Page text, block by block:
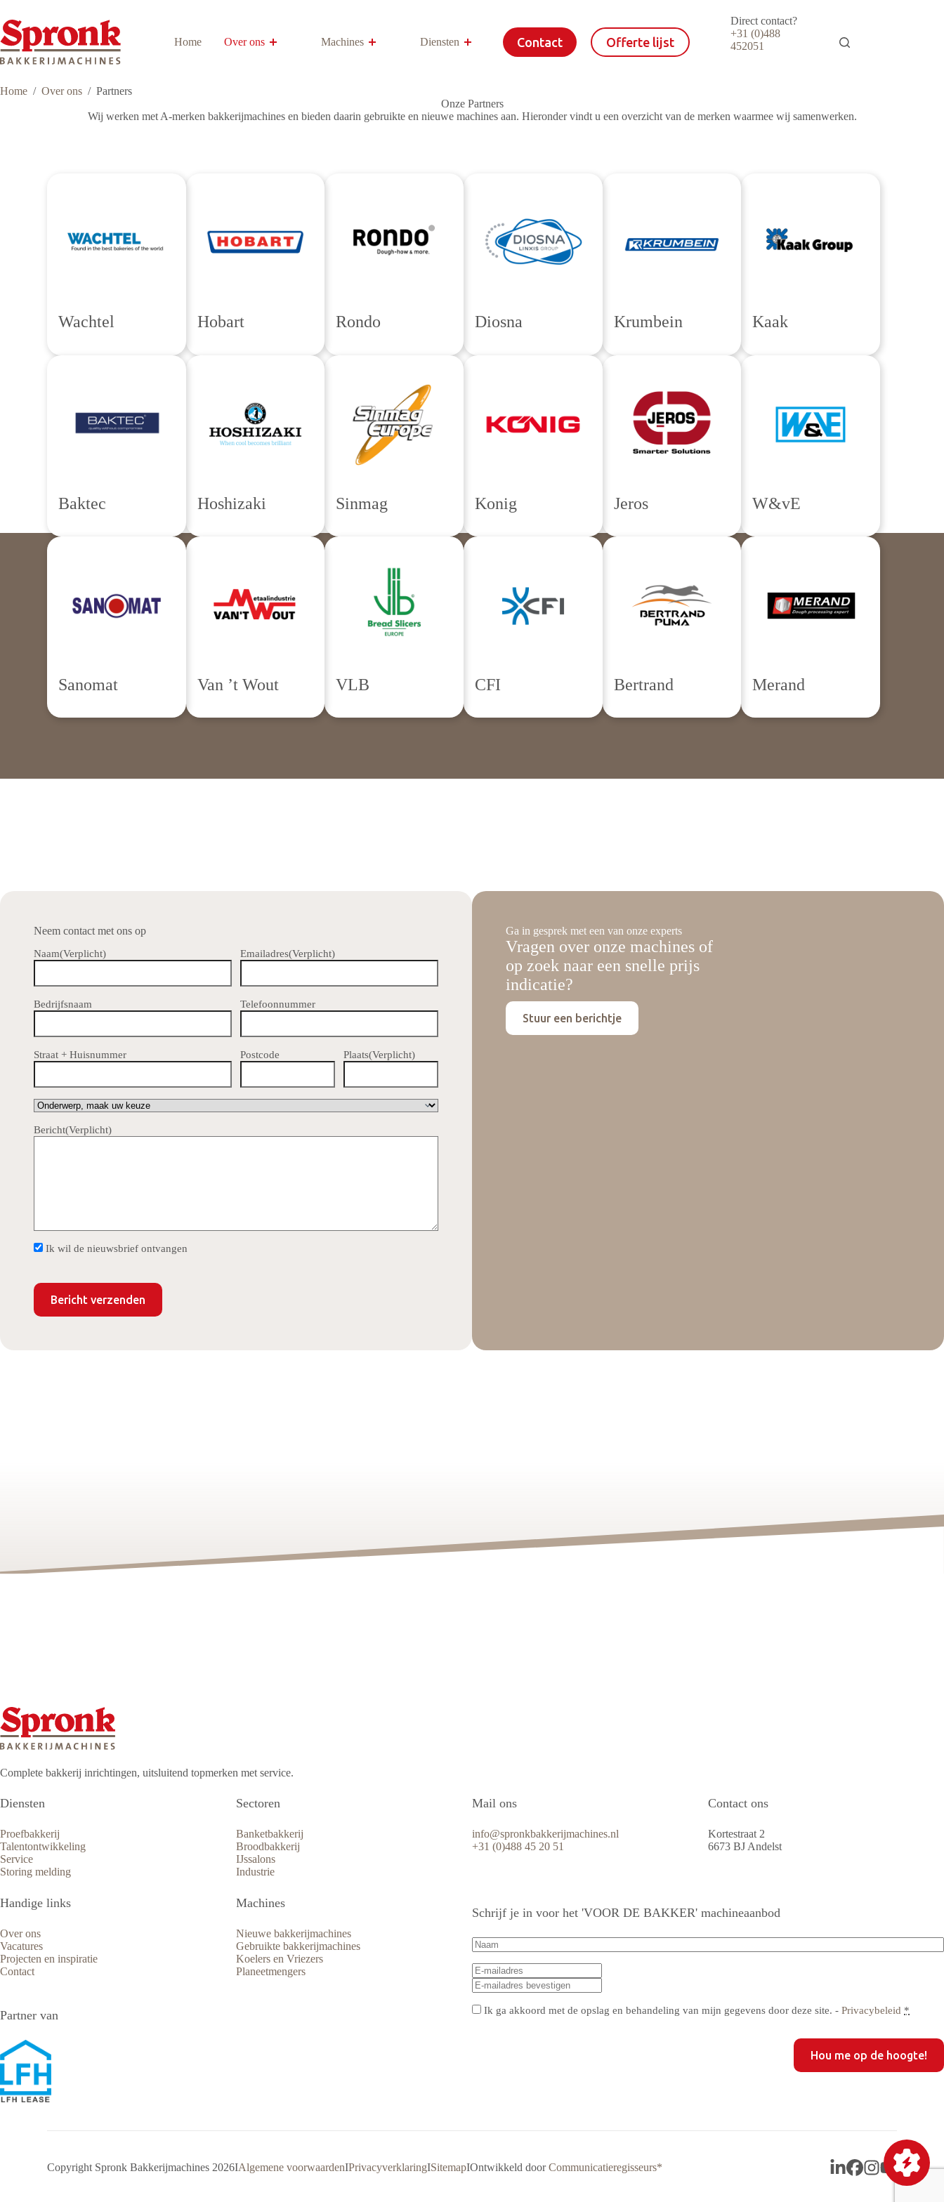
naar
de
inhoud
Home Over ons Machines Diensten Meer
Contact Offerte lijst
Direct contact?
+31 (0)488
452051
Home / Over ons / Partners
Onze Partners
Wij werken met A-merken bakkerijmachines en bieden daarin gebruikte en nieuwe machines aan. Hieronder vindt u een overzicht van de merken waarmee wij samenwerken.
Kaak
Krumbein
Diosna
Rondo
Hobart
Wachtel
W&vE
Jeros
Konig
Sinmag
Hoshizaki
Baktec
Merand
Bertrand
CFI
VLB
Van ’t Wout
Sanomat
Neem contact met ons op
Naam(Verplicht) Emailadres(Verplicht)
Bedrijfsnaam Telefoonnummer
Straat + Huisnummer Postcode Plaats(Verplicht)
Onderwerp,
Bericht(Verplicht)
Nieuwsbrief
Ik wil de nieuwsbrief ontvangen
Ga in gesprek met een van onze experts
Vragen over onze machines of
op zoek naar een snelle prijs
indicatie?
Stuur een berichtje
Complete bakkerij inrichtingen, uitsluitend topmerken met service.
Diensten
Proefbakkerij
Talentontwikkeling
Service
Storing melding
Handige links
Over ons
Vacatures
Projecten en inspiratie
Contact
Partner van
Sectoren
Banketbakkerij
Broodbakkerij
IJssalons
Industrie
Machines
Nieuwe bakkerijmachines
Gebruikte bakkerijmachines
Koelers en Vriezers
Planeetmengers
Mail ons
info@spronkbakkerijmachines.nl
+31 (0)488 45 20 51
Contact ons
Kortestraat 2
6673 BJ Andelst
Schrijf je in voor het 'VOOR DE BAKKER' machineaanbod
Naam(Vereist)
E-
mailadres(Vereist)
mailadres
invoeren
mailadres
bevestigen
Privacy(Vereist)
Ik ga akkoord met de opslag en behandeling van mijn gegevens door deze site. - Privacybeleid *
Copyright Spronk Bakkerijmachines 2026IAlgemene voorwaardenIPrivacyverklaringISitemapIOntwikkeld doorCommunicatieregisseurs*